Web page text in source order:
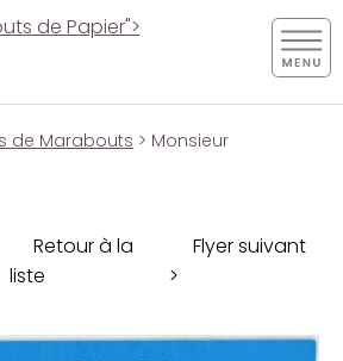
de Papier">
de Marabouts > Monsieur
Retour à la
liste
Flyer suivant
>